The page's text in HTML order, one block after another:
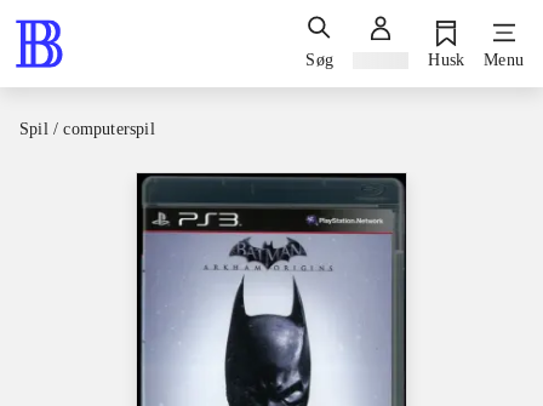
Søg Husk Menu
Spil / computerspil